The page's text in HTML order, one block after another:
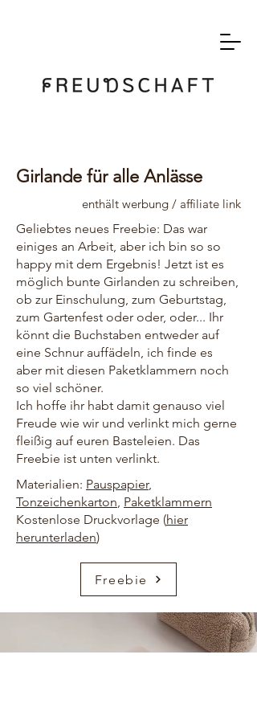
Girlande für alle Anlässe
enthält werbung / affiliate link
Geliebtes neues Freebie: Das war
einiges an Arbeit, aber ich bin so so
happy mit dem Ergebnis! Jetzt ist es
möglich bunte Girlanden zu schreiben,
ob zur Einschulung, zum Geburtstag,
zum Gartenfest oder oder, oder... Ihr
könnt die Buchstaben entweder auf
eine Schnur auffädeln, ich finde es
aber mit diesen Paketklammern noch
so viel schöner.
Ich hoffe ihr habt damit genauso viel
Freude wie wir und verlinkt mich gerne
fleißig auf euren Basteleien. Das
Freebie ist unten verlinkt.
Materialien: Pauspapier,
Tonzeichenkarton, Paketklammern
Kostenlose Druckvorlage (hier
herunterladen)
Freebie